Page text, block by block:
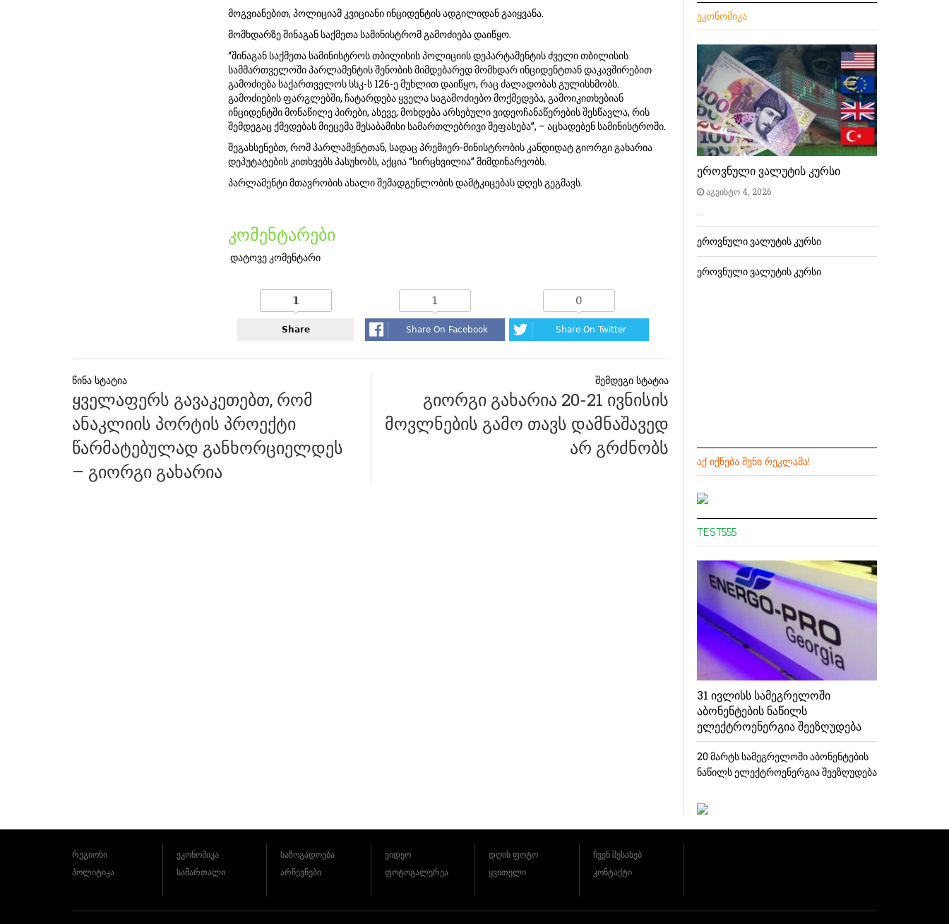
მოგვიანებით, პოლიციამ კვიციანი ინციდენტის ადგილიდან გაიყვანა.
მომხდარზე შინაგან საქმეთა სამინისტრომ გამოძიება დაიწყო.
“შინაგან საქმეთა სამინისტროს თბილისის პოლიციის დეპარტამენტის ძველი თბილისის
სამმართველოში პარლამენტის შენობის მიმდებარედ მომხდარ ინციდენტთან დაკავშირებით
გამოძიება საქართველოს სსკ-ს 126-ე მუხლით დაიწყო, რაც ძალადობას გულისხმობს.
გამოძიების ფარგლებში, ჩატარდება ყველა საგამოძიებო მოქმედება, გამოიკითხებიან
ინციდენტში მონაწილე პირები, ასევე, მოხდება არსებული ვიდეოჩანაწერების შესწავლა, რის
შემდეგაც ქმედებას მიეცემა შესაბამისი სამართლებრივი შეფასება”, – აცხადებენ სამინისტროში.
შეგახსენებთ, რომ პარლამენტთან, სადაც პრემიერ-მინისტრობის კანდიდატ გიორგი გახარია
დეპუტატების კითხვებს პასუხობს, აქცია “სირცხვილია” მიმდინარეობს.
პარლამენტი მთავრობის ახალი შემადგენლობის დამტკიცებას დღეს გეგმავს.
კომენტარები
დატოვე კომენტარი
1
Share
1
Share On Facebook
0
Share On Twitter
პოსტის
ნავიგაცია
ყველაფერს გავაკეთებთ, რომ
ანაკლიის პორტის პროექტი
წარმატებულად განხორციელდეს
– გიორგი გახარია
გიორგი გახარია 20-21 ივნისის
მოვლნების გამო თავს დამნაშავედ
არ გრძნობს
ᲔᲙᲝᲜᲝᲛᲘᲙᲐ
ეროვნული ვალუტის კურსი
აგვისტო 4, 2026
…
ეროვნული ვალუტის კურსი
ეროვნული ვალუტის კურსი
ᲐᲥ ᲘᲥᲜᲔᲑᲐ ᲨᲔᲜᲘ ᲠᲔᲙᲚᲐᲛᲐ!
TEST555
31 ივლისს სამეგრელოში
აბონენტების ნაწილს
ელექტროენერგია შეეზღუდება
20 მარტს სამეგრელოში აბონენტების
ნაწილს ელექტროენერგია შეეზღუდება
რეგიონი
პოლიტიკა
ეკონომიკა
სამართალი
საზოგადოება
არჩევნები
ვიდეო
ფოტოგალერეა
დღის ფოტო
ყვითელი
ჩვენ შესახებ
კონტაქტი